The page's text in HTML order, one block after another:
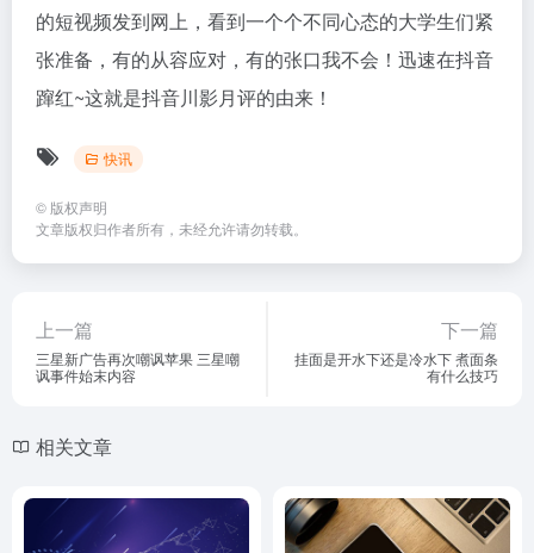
的短视频发到网上，看到一个个不同心态的大学生们紧
张准备，有的从容应对，有的张口我不会！迅速在抖音
蹿红~这就是抖音川影月评的由来！
快讯
© 版权声明
文章版权归作者所有，未经允许请勿转载。
上一篇
三星新广告再次嘲讽苹果 三星嘲
讽事件始末内容
下一篇
挂面是开水下还是冷水下 煮面条
有什么技巧
相关文章